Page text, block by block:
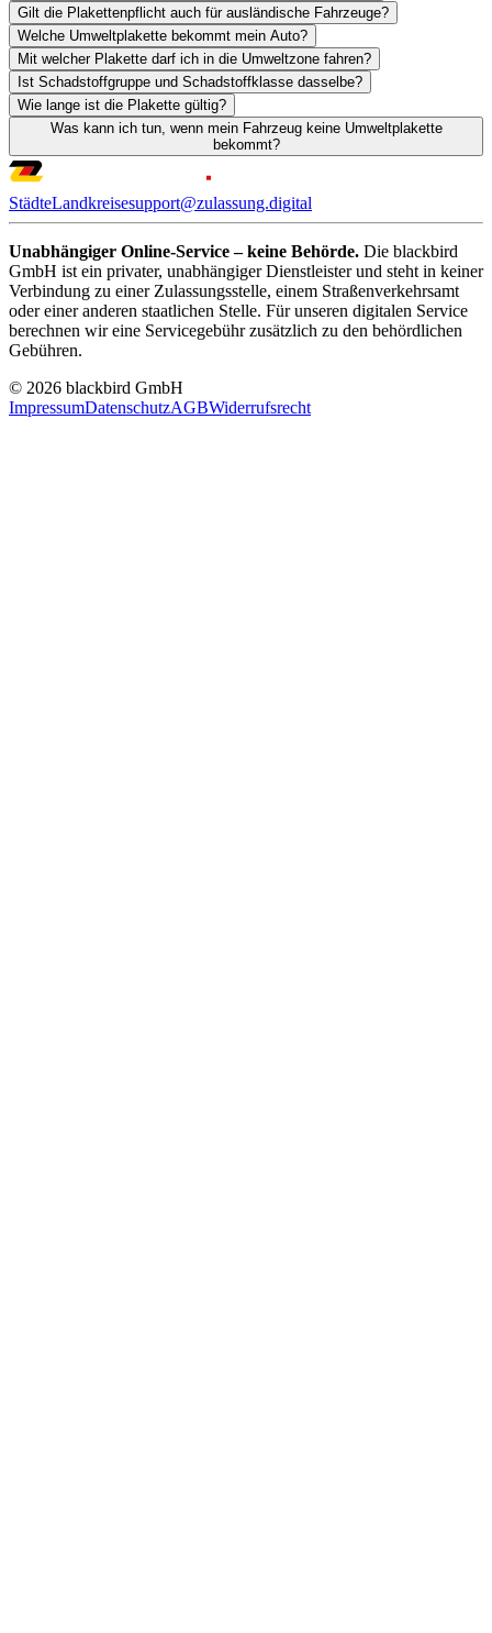
Gilt die Plakettenpflicht auch für ausländische Fahrzeuge?
Welche Umweltplakette bekommt mein Auto?
Mit welcher Plakette darf ich in die Umweltzone fahren?
Ist Schadstoffgruppe und Schadstoffklasse dasselbe?
Wie lange ist die Plakette gültig?
Was kann ich tun, wenn mein Fahrzeug keine Umweltplakette
bekommt?
StädteLandkreisesupport@zulassung.digital
Unabhängiger Online-Service – keine Behörde. Die blackbird
GmbH ist ein privater, unabhängiger Dienstleister und steht in keiner
Verbindung zu einer Zulassungsstelle, einem Straßenverkehrsamt
oder einer anderen staatlichen Stelle. Für unseren digitalen Service
berechnen wir eine Servicegebühr zusätzlich zu den behördlichen
Gebühren.
© 2026 blackbird GmbH
ImpressumDatenschutzAGBWiderrufsrecht